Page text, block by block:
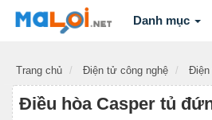
Danh mục
Trang chủ Điện tử công nghệ Điện
Điều hòa Casper tủ